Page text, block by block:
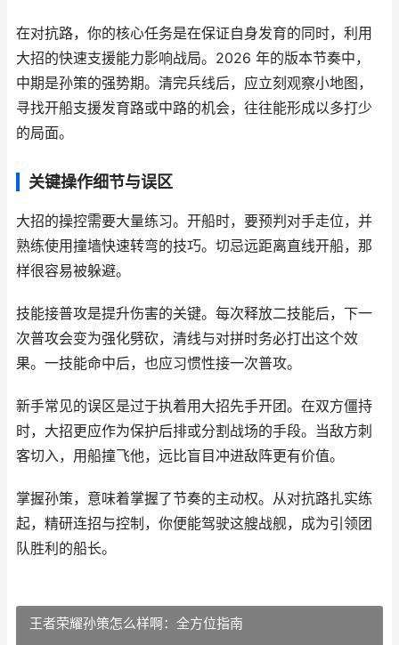
在对抗路，你的核心任务是在保证自身发育的同时，利用
大招的快速支援能力影响战局。2026 年的版本节奏中，
中期是孙策的强势期。清完兵线后，应立刻观察小地图，
寻找开船支援发育路或中路的机会，往往能形成以多打少
的局面。
关键操作细节与误区
大招的操控需要大量练习。开船时，要预判对手走位，并
熟练使用撞墙快速转弯的技巧。切忌远距离直线开船，那
样很容易被躲避。
技能接普攻是提升伤害的关键。每次释放二技能后，下一
次普攻会变为强化劈砍，清线与对拼时务必打出这个效
果。一技能命中后，也应习惯性接一次普攻。
新手常见的误区是过于执着用大招先手开团。在双方僵持
时，大招更应作为保护后排或分割战场的手段。当敌方刺
客切入，用船撞飞他，远比盲目冲进敌阵更有价值。
掌握孙策，意味着掌握了节奏的主动权。从对抗路扎实练
起，精研连招与控制，你便能驾驶这艘战舰，成为引领团
队胜利的船长。
王者荣耀孙策怎么样啊：全方位指南